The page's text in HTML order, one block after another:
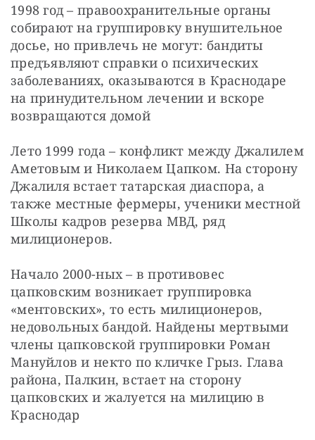
1998 год – правоохранительные органы
собирают на группировку внушительное
досье, но привлечь не могут: бандиты
предъявляют справки о психических
заболеваниях, оказываются в Краснодаре
на принудительном лечении и вскоре
возвращаются домой
Лето 1999 года – конфликт между Джалилем
Аметовым и Николаем Цапком. На сторону
Джалиля встает татарская диаспора, а
также местные фермеры, ученики местной
Школы кадров резерва МВД, ряд
милиционеров.
Начало 2000-ных – в противовес
цапковским возникает группировка
«ментовских», то есть милиционеров,
недовольных бандой. Найдены мертвыми
члены цапковской группировки Роман
Мануйлов и некто по кличке Грыз. Глава
района, Палкин, встает на сторону
цапковских и жалуется на милицию в
Краснодар